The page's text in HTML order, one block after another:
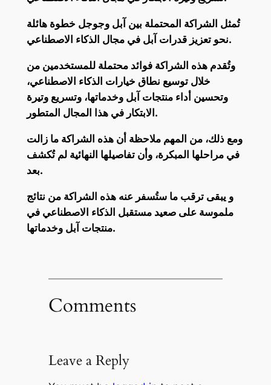
تُمثل الشراكة المحتملة بين آبل وجوجل خطوة هائلة
نحو تعزيز قدرات آبل في مجال الذكاء الاصطناعي.
وتُقدم هذه الشراكة فوائد محتملة للمستخدمين من
خلال توسيع نطاق خيارات الذكاء الاصطناعي،
وتحسين أداء منتجات آبل وخدماتها، وتسريع وتيرة
الابتكار في هذا المجال المتطور.
ومع ذلك، من المهم ملاحظة أن هذه الشراكة ما زالت
في مراحلها المبكرة، وأن تفاصيلها النهائية لم تُكشف
بعد.
و يبقى ترقب ما ستُسفر عنه هذه الشراكة من نتائج
ملموسة على صعيد مستقبل الذكاء الاصطناعي في
منتجات آبل وخدماتها.
Comments
Leave a Reply